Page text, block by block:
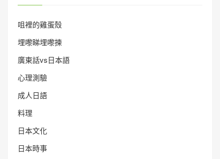
咀裡的雞蛋殼
埋嚟睇埋嚟揀
廣東話vs日本語
心理測驗
成人日語
料理
日本文化
日本時事